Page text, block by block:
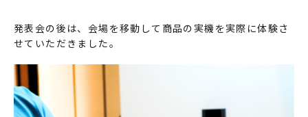
発表会の後は、会場を移動して商品の実機を実際に体験さ
せていただきました。